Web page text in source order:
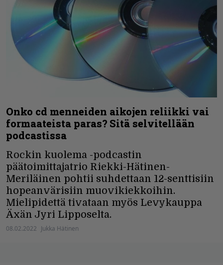
Onko cd menneiden aikojen reliikki vai
formaateista paras? Sitä selvitellään
podcastissa
Rockin kuolema -podcastin
päätoimittajatrio Riekki-Hätinen-
Meriläinen pohtii suhdettaan 12-senttisiin
hopeanvärisiin muovikiekkoihin.
Mielipidettä tivataan myös Levykauppa
Äxän Jyri Lipposelta.
08.02.2022 Jukka Hätinen